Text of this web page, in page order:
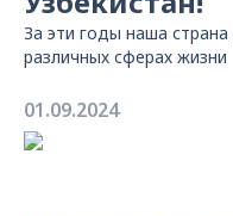
За эти годы наша
различных сферах жизни
01.09.2024